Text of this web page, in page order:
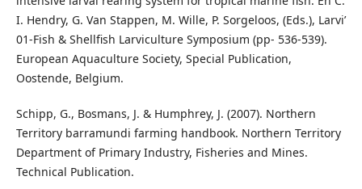
I. Hendry, G. Van Stappen, M. Wille, P. Sorgeloos, (Eds.), Larvi’
01-Fish & Shellfish Larviculture Symposium (pp- 536-539).
European Aquaculture Society, Special Publication,
Oostende, Belgium.
Schipp, G., Bosmans, J. & Humphrey, J. (2007). Northern
Territory barramundi farming handbook. Northern Territory
Department of Primary Industry, Fisheries and Mines.
Technical Publication.